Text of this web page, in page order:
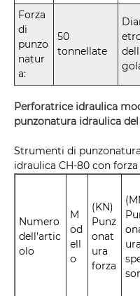
Forza
di
punzo
natur
a:
50
tonnellate
Perforatrice idraulica
punzonatura idraulica
Strumenti di
idraulica CH-80 con
Numero
dell'artic
olo
M
od
ell
o
(KN)
Punz
onat
ura
forza
ura